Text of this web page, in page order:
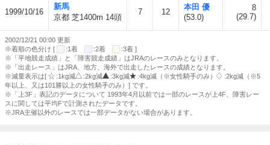
1999/10/16
新馬
京都 芝1400m 14頭
7 12
本田 優
(53.0)
8
(29.7)
2002/12/21 00:00 更新
※着順の色分け [
:1着 :2着
:3着 ]
※「平地競走成績」と「障害競走成績」はJRAのレースのみとなります。
※「出走レース」はJRA、地方、海外で出走したレースの成績となります。
※減量表示は[
:1kg減 :2kg減 :3kg減 :4kg減（※女性騎手のみ）
:2kg減（※5
年以上、又は101勝以上の女性騎手のみ）] です。
※「上3F」表記のデータについて 1993年4月以前では一部のレースが上4F、障害レー
スに関しては平均Fで計測されたデータです。
※JRA主催以外のレースでは一部データがない場合があります。